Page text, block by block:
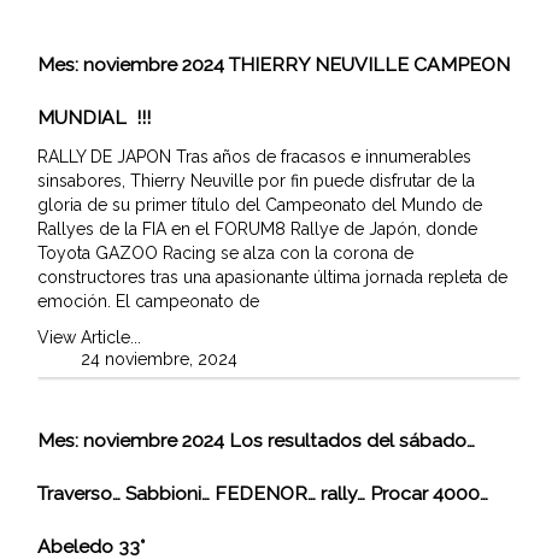
Mes: noviembre 2024 THIERRY NEUVILLE CAMPEON
MUNDIAL !!!
RALLY DE JAPON Tras años de fracasos e innumerables
sinsabores, Thierry Neuville por fin puede disfrutar de la
gloria de su primer título del Campeonato del Mundo de
Rallyes de la FIA en el FORUM8 Rallye de Japón, donde
Toyota GAZOO Racing se alza con la corona de
constructores tras una apasionante última jornada repleta de
emoción. El campeonato de
View Article...
24 noviembre, 2024
Mes: noviembre 2024 Los resultados del sábado…
Traverso… Sabbioni… FEDENOR… rally… Procar 4000…
Abeledo 33°